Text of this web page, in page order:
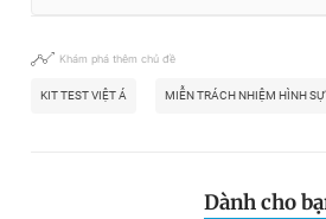
Khám phá thêm chủ đề
KIT TEST VIỆT Á MIỄN TRÁCH NHIỆM HÌNH SỰ